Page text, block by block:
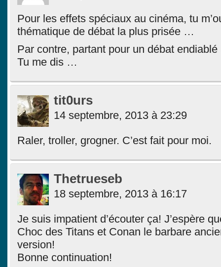
Pour les effets spéciaux au cinéma, tu
thématique de débat la plus prisée …
Par contre, partant pour un débat
Tu me dis …
tit0urs
14 septembre, 2013 à 23:29
Raler, troller, grogner. C’est fait pour moi.
Thetrueseb
18 septembre, 2013 à 16:17
Je suis impatient d’écouter ça! J’espère
Choc des Titans et Conan le barbare
version!
Bonne continuation!